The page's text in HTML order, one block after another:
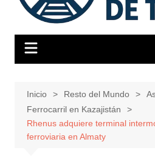
Inicio Resto del Mundo
Ferrocarril en Kazajistán
Rhenus adquiere terminal
ferroviaria en Almaty